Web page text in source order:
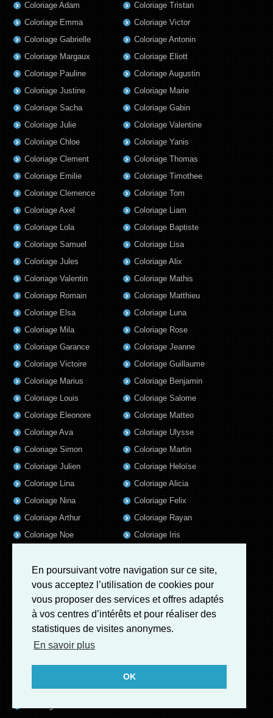
En poursuivant votre navigation sur ce site,
vous acceptez l’utilisation de cookies pour
vous proposer des services et offres adaptés
à vos centres d’intérêts et pour réaliser des
statistiques de visites anonymes.
En savoir plus
OK
Coloriage Adam
Coloriage Emma
Coloriage Gabrielle
Coloriage Tristan
Coloriage Victor
Coloriage Antonin
Coloriage Margaux
Coloriage Pauline
Coloriage Justine
Coloriage Sacha
Coloriage Julie
Coloriage Chloe
Coloriage Clement
Coloriage Emilie
Coloriage Clemence
Coloriage Axel
Coloriage Lola
Coloriage Samuel
Coloriage Jules
Coloriage Valentin
Coloriage Romain
Coloriage Elsa
Coloriage Mila
Coloriage Garance
Coloriage Victoire
Coloriage Marius
Coloriage Louis
Coloriage Eleonore
Coloriage Ava
Coloriage Simon
Coloriage Julien
Coloriage Lina
Coloriage Nina
Coloriage Arthur
Coloriage Noe
Coloriage Eliott
Coloriage Augustin
Coloriage Marie
Coloriage Gabin
Coloriage Valentine
Coloriage Yanis
Coloriage Thomas
Coloriage Timothee
Coloriage Tom
Coloriage Liam
Coloriage Baptiste
Coloriage Lisa
Coloriage Alix
Coloriage Mathis
Coloriage Matthieu
Coloriage Luna
Coloriage Rose
Coloriage Jeanne
Coloriage Guillaume
Coloriage Benjamin
Coloriage Salome
Coloriage Matteo
Coloriage Ulysse
Coloriage Martin
Coloriage Heloïse
Coloriage Alicia
Coloriage Felix
Coloriage Rayan
Coloriage Iris
Coloriage Charles
Coloriage Oscar
Coloriage Agathe
Coloriage Quentin
Coloriage Adrien